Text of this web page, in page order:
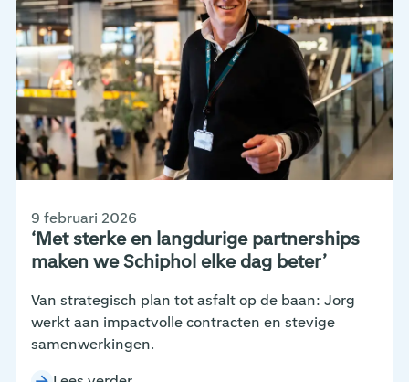
‘Met sterke en langdurige partnerships
maken we Schiphol elke dag beter’
9 februari 2026
Van strategisch plan tot asfalt op de baan: Jorg
werkt aan impactvolle contracten en stevige
samenwerkingen.